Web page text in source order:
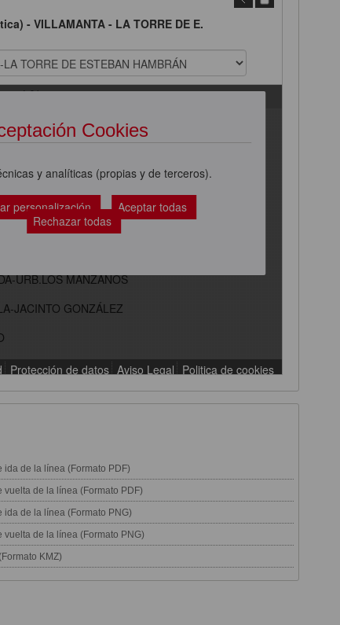
ida de la línea (Formato PDF)
vuelta de la línea (Formato PDF)
ida de la línea (Formato PNG)
vuelta de la línea (Formato PNG)
KMZ)